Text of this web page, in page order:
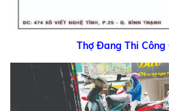
Thợ Đang Thi Công